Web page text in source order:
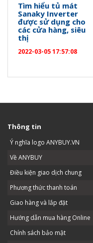
Tìm hiểu tủ mát
Sanaky Inverter
được sử dụng cho
các cửa hàng, siêu
thị
2022-03-05 17:57:08
Thông tin
Ý nghĩa logo ANYBUY.VN
Về ANYBUY
Điều kiện giao dịch chung
Phương thức thanh toán
Giao hàng và lắp đặt
Hướng dẫn mua hàng Online
Chính sách bảo mật